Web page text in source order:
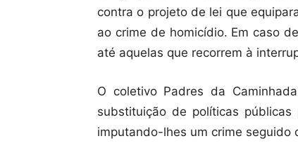
contra o projeto de lei que
ao crime de homicídio. Em caso
até aquelas que recorrem à
O coletivo Padres da
substituição de políticas
imputando-lhes um crime seguido